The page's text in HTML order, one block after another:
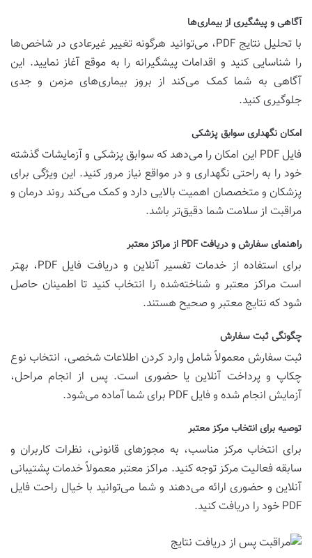
آگاهی و پیشگیری از بیماری‌ها
با تحلیل نتایج PDF، می‌توانید هرگونه تغییر غیرعادی در شاخص‌ها
را شناسایی کنید و اقدامات پیشگیرانه را به موقع آغاز نمایید. این
آگاهی به شما کمک می‌کند از بروز بیماری‌های مزمن و جدی
جلوگیری کنید.
امکان نگهداری سوابق پزشکی
فایل PDF این امکان را می‌دهد که سوابق پزشکی و آزمایشات گذشته
خود را به راحتی نگهداری و در مواقع نیاز مرور کنید. این ویژگی برای
پزشکان و متخصصان اهمیت بالایی دارد و کمک می‌کند روند درمان و
مراقبت از سلامت شما دقیق‌تر باشد.
راهنمای سفارش و دریافت PDF از مراکز معتبر
برای استفاده از خدمات تفسیر آنلاین و دریافت فایل PDF، بهتر
است مراکز معتبر و شناخته‌شده را انتخاب کنید تا اطمینان حاصل
شود که نتایج معتبر و صحیح هستند.
چگونگی ثبت سفارش
ثبت سفارش معمولاً شامل وارد کردن اطلاعات شخصی، انتخاب نوع
چکاپ و پرداخت آنلاین یا حضوری است. پس از انجام مراحل،
آزمایش انجام شده و فایل PDF برای شما آماده می‌شود.
توصیه برای انتخاب مرکز معتبر
برای انتخاب مرکز مناسب، به مجوزهای قانونی، نظرات کاربران و
سابقه فعالیت مرکز توجه کنید. مراکز معتبر معمولاً خدمات پشتیبانی
آنلاین و حضوری ارائه می‌دهند و شما می‌توانید با خیال راحت فایل
PDF خود را دریافت کنید.